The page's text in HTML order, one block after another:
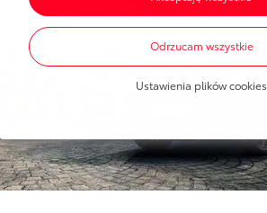
Odrzucam wszystkie
Ustawienia plików cookies
Produktydla każdego
Konta bankowe
Finansowanie Toyoty
Finansowanie Lexusa
Dla Firmy
Finansowanie Lexusa
Finansowanie aut dostawczych
Umawianie wizyt w banku
Oprocentowanie
Mobilna Autoryzacja
ToyotaLeasing
ToyotaLeasing